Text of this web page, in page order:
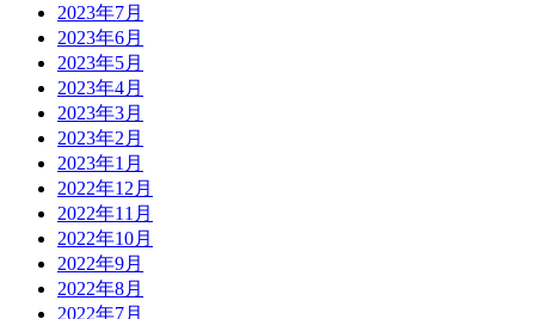
2023年7月
2023年6月
2023年5月
2023年4月
2023年3月
2023年2月
2023年1月
2022年12月
2022年11月
2022年10月
2022年9月
2022年8月
2022年7月